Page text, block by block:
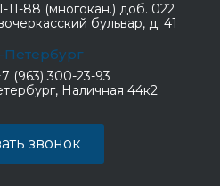
11-88 (многокан.) доб. 022
бульвар, д. 41
Петербург
(963) 300-23-93
Наличная 44к2
звонок